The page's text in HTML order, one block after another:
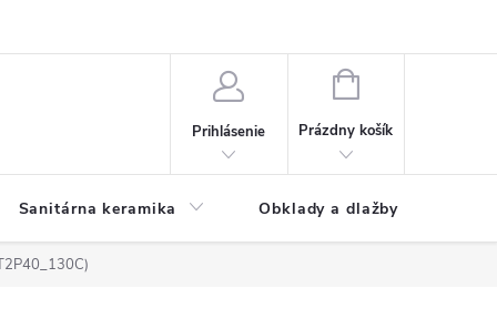
Prihlásenie
NÁKUPNÝ
Prázdny košík
Sanitárna keramika Obklady a dlažby